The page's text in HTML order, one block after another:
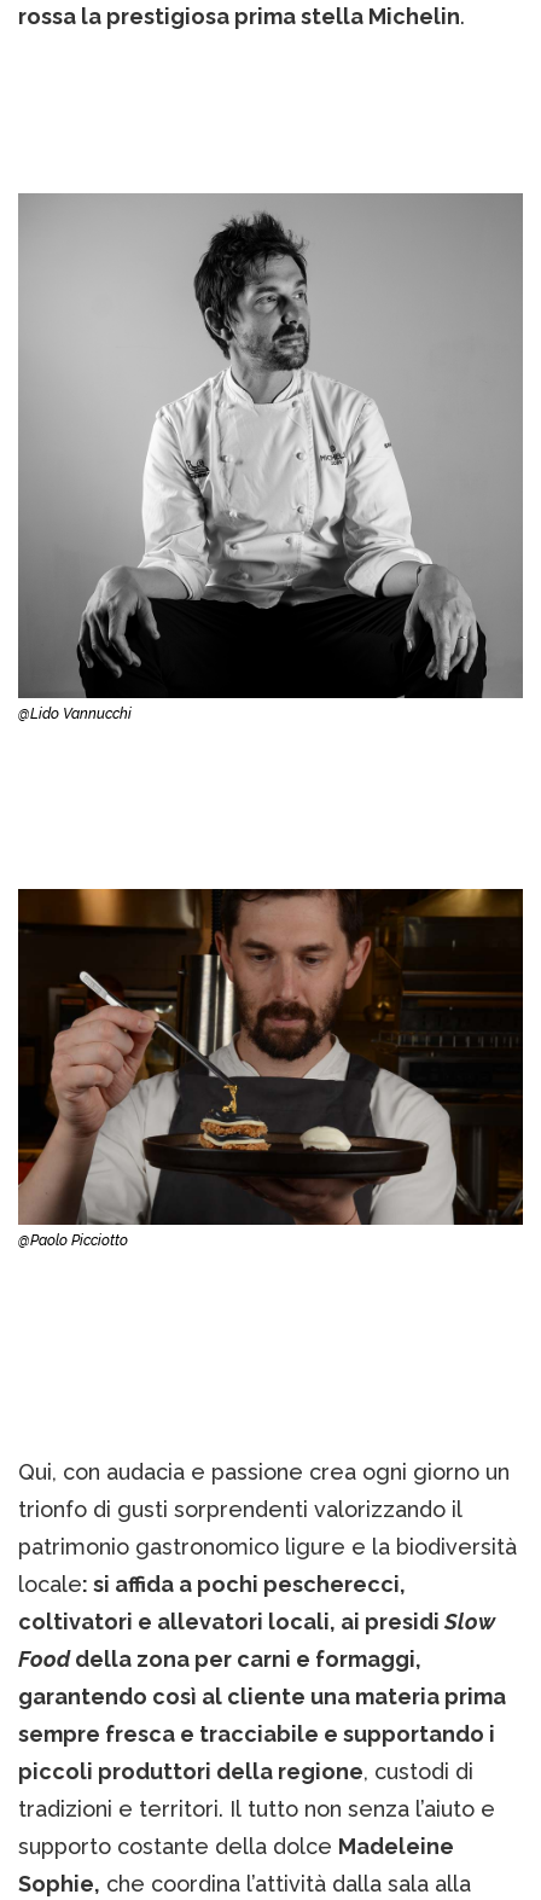
rossa la prestigiosa prima stella Michelin.
@Lido Vannucchi
@Paolo Picciotto
Qui, con audacia e passione crea ogni giorno un
trionfo di gusti sorprendenti valorizzando il
patrimonio gastronomico ligure e la biodiversità
locale: si affida a pochi pescherecci,
coltivatori e allevatori locali, ai presidiSlow
Fooddella zona per carni e formaggi,
garantendo così al cliente una materia prima
sempre fresca e tracciabile e supportando i
piccoli produttori della regione, custodi di
tradizioni e territori. Il tutto non senza l’aiuto e
supporto costante della dolce Madeleine
Sophie, che coordina l’attività dalla sala alla